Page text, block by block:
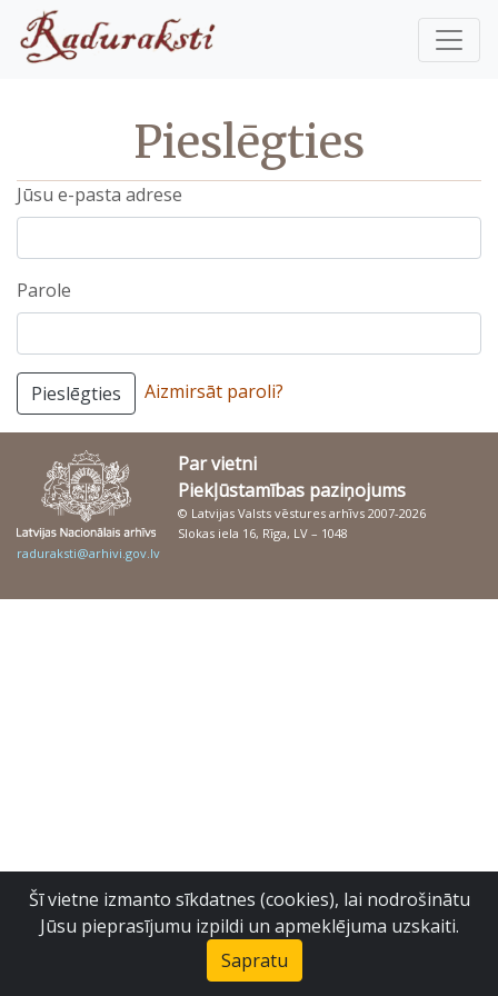
Pieslēgties
Jūsu e-pasta adrese
Parole
Pieslēgties Aizmirsāt paroli?
Par vietni
Piekļūstamības paziņojums
© Latvijas Valsts vēstures arhīvs 2007-2026
Slokas iela 16, Rīga, LV – 1048
raduraksti@arhivi.gov.lv
Šī vietne izmanto sīkdatnes (cookies), lai nodrošinātu
Jūsu pieprasījumu izpildi un apmeklējuma uzskaiti.
Sapratu